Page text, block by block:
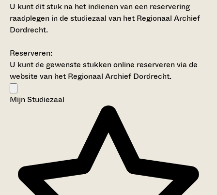
U kunt dit stuk na het indienen van een reservering
raadplegen in de studiezaal van het Regionaal Archief
Dordrecht.
Reserveren:
U kunt de gewenste stukkenonline reserveren via de
website van het Regionaal Archief Dordrecht.
Mijn Studiezaal